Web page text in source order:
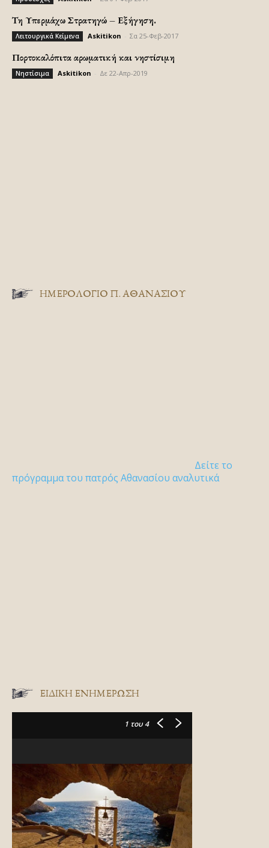
Τη Υπερμάχω Στρατηγώ – Εξήγηση.
Λειτουργικά Κείμενα Askitikon Σα 25-Φεβ-2017
Πορτοκαλόπιτα αρωματική και νηστίσιμη
Νηστίσιμα Askitikon Δε 22-Απρ-2019
ΗΜΕΡΟΛΟΓΙΟ Π. ΑΘΑΝΑΣΙΟΥ
Δείτε το
πρόγραμμα του πατρός Αθανασίου αναλυτικά
ΕΙΔΙΚΉ ΕΝΗΜΈΡΩΣΗ
1 του 4